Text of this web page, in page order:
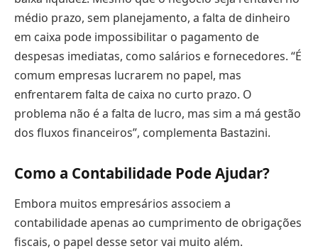
médio prazo, sem planejamento, a falta de dinheiro
em caixa pode impossibilitar o pagamento de
despesas imediatas, como salários e fornecedores. “É
comum empresas lucrarem no papel, mas
enfrentarem falta de caixa no curto prazo. O
problema não é a falta de lucro, mas sim a má gestão
dos fluxos financeiros”, complementa Bastazini.
Como a Contabilidade Pode Ajudar?
Embora muitos empresários associem a
contabilidade apenas ao cumprimento de obrigações
fiscais, o papel desse setor vai muito além.